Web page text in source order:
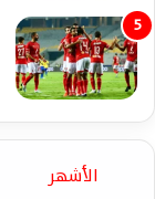
الأشهر